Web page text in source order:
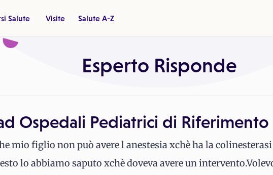
Salute Visite Salute A-Z
Esperto Risponde
Ospedali Pediatrici di
mio figlio non può avere l anestesia xchè ha la
lo abbiamo saputo xchè doveva avere un